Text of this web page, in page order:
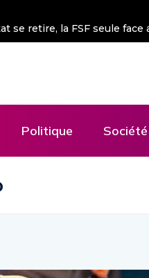
retire, la FSF seule face
Politique Société